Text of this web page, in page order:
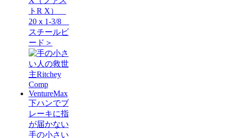
トR X）
20ｘ1-3/8
スチールビ
ード＞
下ハンでブ
レーキに指
が届かない
手の小さい